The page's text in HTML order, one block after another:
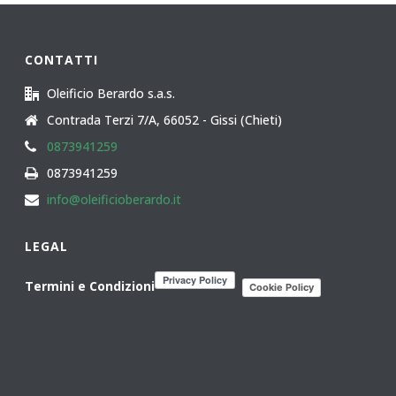
CONTATTI
Oleificio Berardo s.a.s.
Contrada Terzi 7/A, 66052 - Gissi (Chieti)
0873941259
0873941259
info@oleificioberardo.it
LEGAL
Termini e Condizioni Cookie Policy